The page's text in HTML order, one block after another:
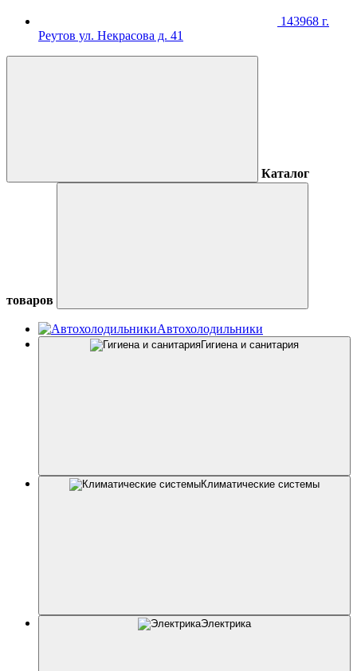
143968 г.
Реутов ул. Некрасова д. 41
Каталог
товаров
Автохолодильники
Гигиена и санитария
Климатические системы
Электрика